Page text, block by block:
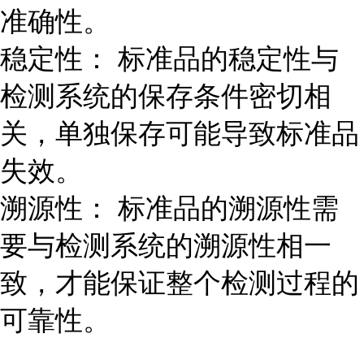
准确性。
稳定性： 标准品的稳定性与
检测系统的保存条件密切相
关，单独保存可能导致标准品
失效。
溯源性： 标准品的溯源性需
要与检测系统的溯源性相一
致，才能保证整个检测过程的
可靠性。